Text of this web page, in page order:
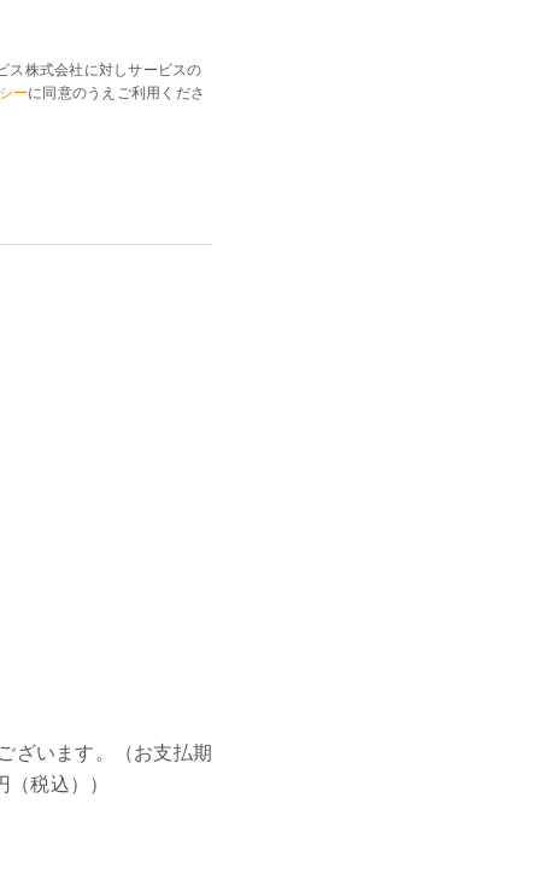
ス株式会社に対しサービスの
ーに同意のうえご利用くださ
ざいます。（お支払期
税込））